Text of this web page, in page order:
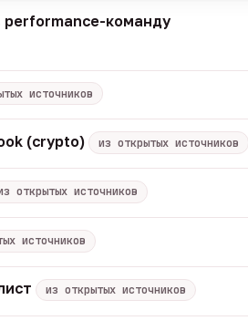
performance-команду
источников
(crypto) из открытых источников
открытых источников
источников
из открытых источников